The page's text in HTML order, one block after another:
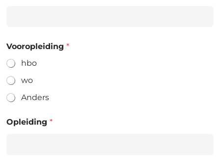
Vooropleiding *
hbo
wo
Anders
Opleiding *